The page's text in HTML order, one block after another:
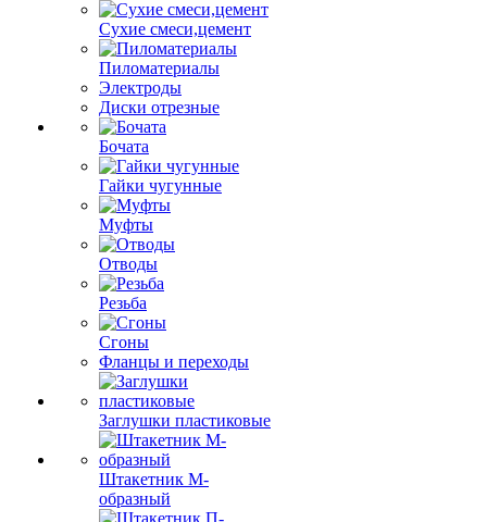
Сухие смеси,цемент
Пиломатериалы
Электроды
Диски отрезные
Бочата
Гайки чугунные
Муфты
Отводы
Резьба
Сгоны
Фланцы и переходы
Заглушки пластиковые
Штакетник М-
образный